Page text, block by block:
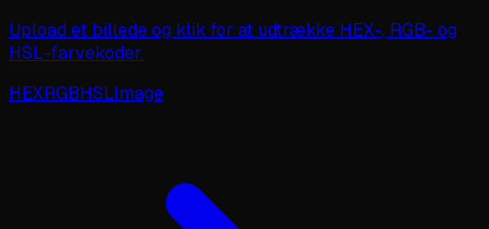
Upload et billede og klik for at udtrække HEX-, RGB- og
HSL-farvekoder.
HEXRGBHSLImage